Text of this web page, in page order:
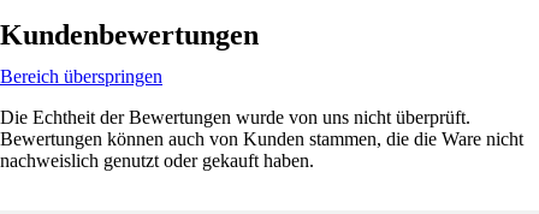
Kundenbewertungen
Bereich überspringen
Die Echtheit der Bewertungen wurde von uns nicht überprüft.
Bewertungen können auch von Kunden stammen, die die Ware nicht
nachweislich genutzt oder gekauft haben.